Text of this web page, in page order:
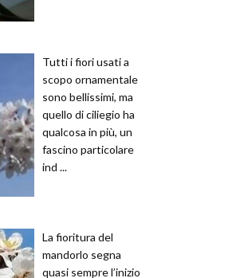
Tutti i fiori usati a
scopo ornamentale
sono bellissimi, ma
quello di ciliegio ha
qualcosa in più, un
fascino particolare
ind ...
La fioritura del
mandorlo segna
quasi sempre l’inizio